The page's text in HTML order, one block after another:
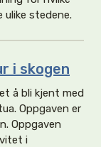
ulike stedene.
i skogen
å bli kjent med
Oppgaven er
Oppgaven
i